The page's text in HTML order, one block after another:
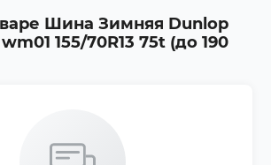
Шина Зимняя Dunlop
155/70R13 75t (до 190